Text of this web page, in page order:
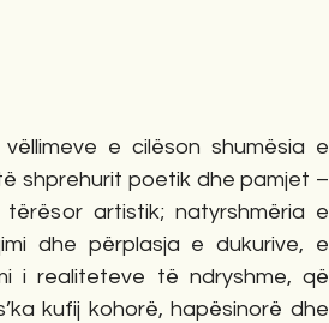
e cilëson shumësia e
shprehurit poetik dhe pamjet –
artistik; natyrshmëria e
dhe përplasja e dukurive, e
i realiteteve të ndryshme, që
kufij kohorë, hapësinorë dhe